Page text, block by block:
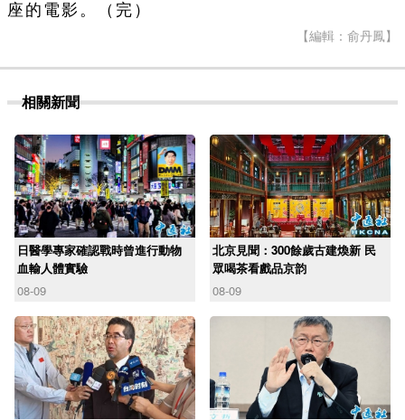
座的電影。（完）
【編輯：俞丹鳳】
相關新聞
日醫學專家確認戰時曾進行動物
血輸人體實驗
08-09
北京見聞：300餘歲古建煥新 民
眾喝茶看戲品京韵
08-09